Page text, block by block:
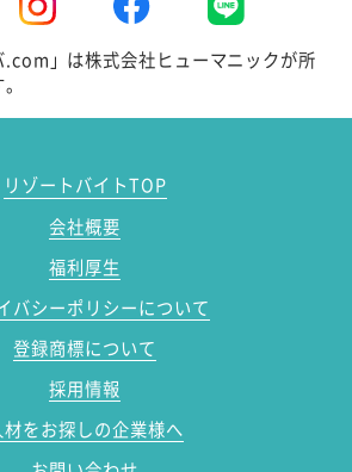
.com」は株式会社ヒューマニックが所
リゾートバイトTOP
会社概要
福利厚生
バシーポリシーについて
登録商標について
採用情報
材をお探しの企業様へ